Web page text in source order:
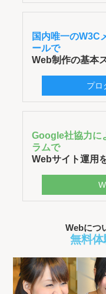
国内唯一のW3C
ールで
Web制作の基本
プロ
Google社協力に
ラムで
Webサイト運用
Webにつ
無料